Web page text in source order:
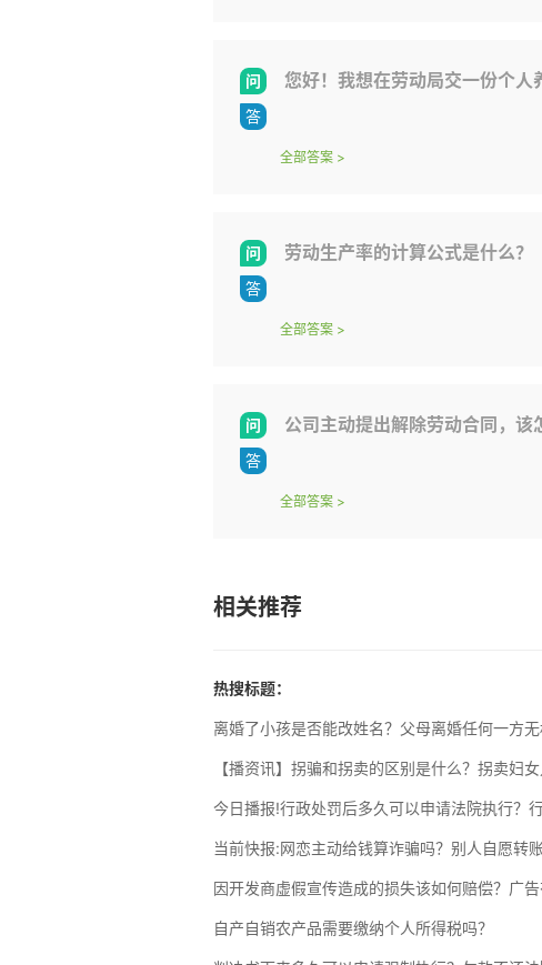
您好！我想在劳动局交一份个人
全部答案 >
劳动生产率的计算公式是什么？
全部答案 >
公司主动提出解除劳动合同，该
全部答案 >
相关推荐
热搜标题：
离婚了小孩是否能改姓名？父母离婚任何一方
【播资讯】拐骗和拐卖的区别是什么？拐卖妇
今日播报!行政处罚后多久可以申请法院执行？
当前快报:网恋主动给钱算诈骗吗？别人自愿转
因开发商虚假宣传造成的损失该如何赔偿？广
自产自销农产品需要缴纳个人所得税吗？